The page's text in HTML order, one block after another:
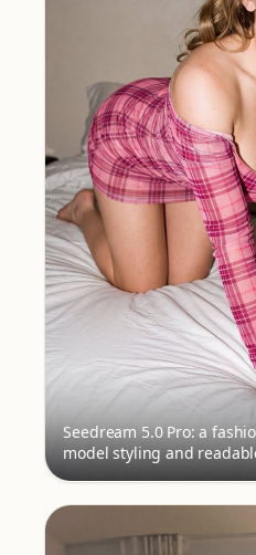
Seedream 5.0 Pro: a
model styling and